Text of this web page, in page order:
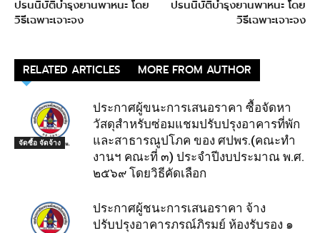
ปรนนิบัติบำรุงยานพาหนะ โดย
วิธีเฉพาะเจาะจง
ปรนนิบัติบำรุงยานพาหนะ โดย
วิธีเฉพาะเจาะจง
RELATED ARTICLES MORE FROM AUTHOR
จัดซื้อ จัดจ้าง
ประกาศผู้ขนะการเสนอราคา ซื้อจัดหา
วัสดุสำหรับซ่อมแชมปรับปรุงอาคารที่พัก
และสาธารณูปโภค ของ ศปพร.(คณะทำ
งานฯ คณะที่ ๓) ประจำปีงบประมาณ พ.ศ.
๒๕๖๙ โดยวิธีคัดเลือก
ประกาศผู้ชนะการเสนอราคา จ้าง
ปรับปรุงอาคารภรณ์ภิรมย์ ห้องรับรอง ๑